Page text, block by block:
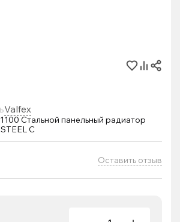
Valfex
Стальной панельный радиатор
C
Оставить отзыв